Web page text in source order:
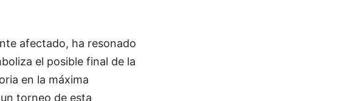
afectado, ha resonado
el posible final de la
en la máxima
torneo de esta